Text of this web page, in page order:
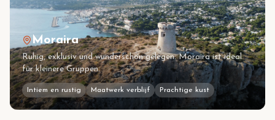
Moraira
Ruhig, exklusiv und wunderschön gelegen. Moraira ist ideal
für kleinere Gruppen.
Intiem en rustig Maatwerk verblijf Prachtige kust